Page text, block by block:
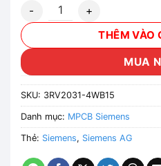
3RV2031-4WB15 - Bộ ngắt
THÊM VÀO
MUA
SKU: 3RV2031-4WB15
Danh mục: MPCB Siemens
Thẻ: Siemens, Siemens AG